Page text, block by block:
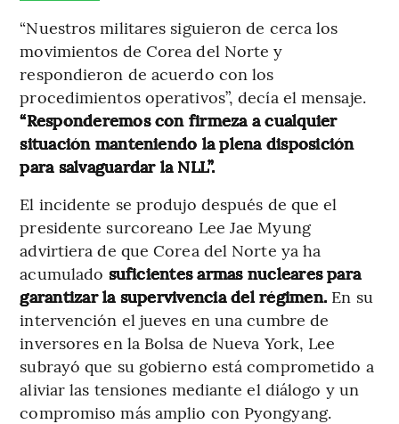
“Nuestros militares siguieron de cerca los
movimientos de Corea del Norte y
respondieron de acuerdo con los
procedimientos operativos”, decía el mensaje.
“Responderemos con firmeza a cualquier
situación manteniendo la plena disposición
para salvaguardar la NLL”.
El incidente se produjo después de que el
presidente surcoreano Lee Jae Myung
advirtiera de que Corea del Norte ya ha
acumulado suficientes armas nucleares para
garantizar la supervivencia del régimen. En su
intervención el jueves en una cumbre de
inversores en la Bolsa de Nueva York, Lee
subrayó que su gobierno está comprometido a
aliviar las tensiones mediante el diálogo y un
compromiso más amplio con Pyongyang.